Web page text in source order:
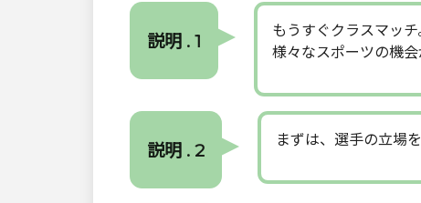
説明 . 1
もうすぐクラスマッチ
様々なスポーツの機会
説明 . 2 まずは、選手の立場を